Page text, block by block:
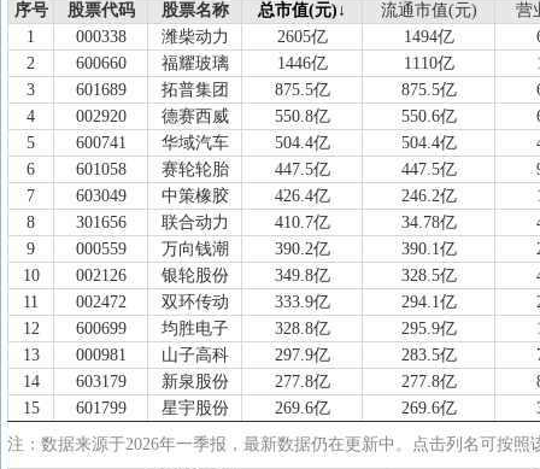
序号 股票代码 股票名称 总市值(元)↓ 流通市值(元) 营
序号 股票代码 股票名称 总市值(元) 流通市值(元)
营
1
000338 潍柴动力 2605亿 1494亿
2
600660 福耀玻璃 1446亿 1110亿
3
601689 拓普集团 875.5亿 875.5亿
4
002920 德赛西威 550.8亿 550.6亿
5
600741 华域汽车 504.4亿 504.4亿
6
601058 赛轮轮胎 447.5亿 447.5亿
7
603049 中策橡胶 426.4亿 246.2亿
8
301656 联合动力 410.7亿 34.78亿
9
000559 万向钱潮 390.2亿 390.1亿
10
002126 银轮股份 349.8亿 328.5亿
11
002472 双环传动 333.9亿 294.1亿
12
600699 均胜电子 328.8亿 295.9亿
13
000981 山子高科 297.9亿 283.5亿
14
603179 新泉股份 277.8亿 277.8亿
15
601799 星宇股份 269.6亿 269.6亿
16
603119 浙江荣泰 257.7亿 257.7亿
注：数据来源于2026年一季报，最新数据仍在更新中。点击列名可按照